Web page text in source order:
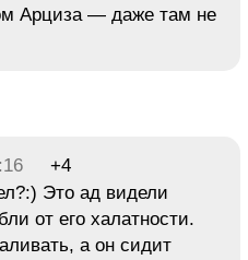
Арциза — даже там не
+4
Это ад видели
от его халатности.
а он сидит